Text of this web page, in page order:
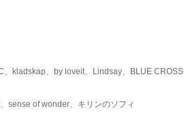
kladskap、by loveit、Lindsay、BLUE CROSS
sense of wonder、キリンのソフィ